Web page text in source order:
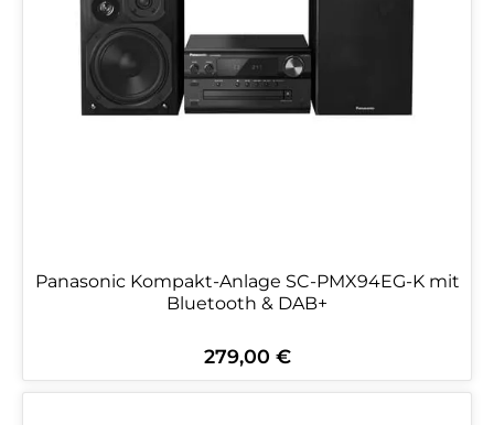
Panasonic Kompakt-Anlage SC-PMX94EG-K mit
Bluetooth & DAB+
Regulärer Preis:
279,00 €